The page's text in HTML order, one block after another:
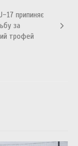
17 припиняє
за
трофей